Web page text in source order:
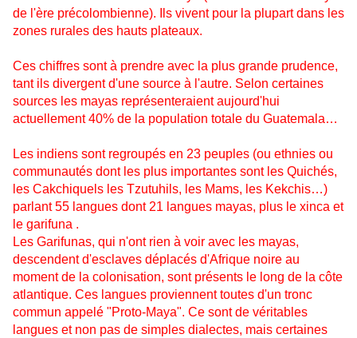
de l'ère précolombienne). Ils vivent pour la plupart dans les
zones rurales des hauts plateaux.
Ces chiffres sont à prendre avec la plus grande prudence,
tant ils divergent d'une source à l'autre. Selon certaines
sources les mayas représenteraient aujourd'hui
actuellement 40% de la population totale du Guatemala…
Les indiens sont regroupés en 23 peuples (ou ethnies ou
communautés dont les plus importantes sont les Quichés,
les Cakchiquels les Tzutuhils, les Mams, les Kekchis…)
parlant 55 langues dont 21 langues mayas, plus le xinca et
le garifuna .
Les Garifunas, qui n'ont rien à voir avec les mayas,
descendent d'esclaves déplacés d'Afrique noire au
moment de la colonisation, sont présents le long de la côte
atlantique. Ces langues proviennent toutes d'un tronc
commun appelé "Proto-Maya". Ce sont de véritables
langues et non pas de simples dialectes, mais certaines